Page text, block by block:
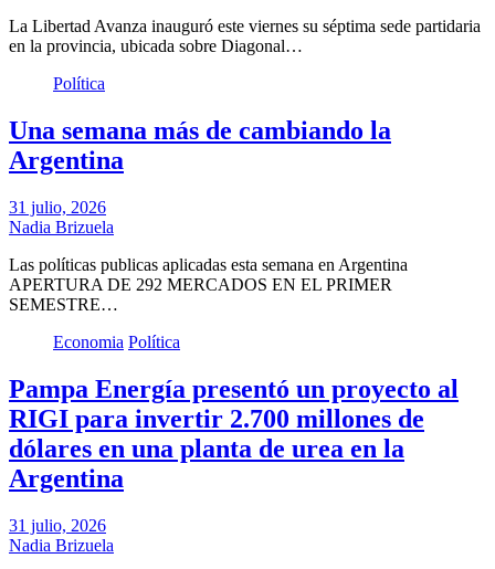
La Libertad Avanza inauguró este viernes su séptima sede partidaria
en la provincia, ubicada sobre Diagonal…
Política
Una semana más de cambiando la
Argentina
31 julio, 2026
Nadia Brizuela
Las políticas publicas aplicadas esta semana en Argentina
APERTURA DE 292 MERCADOS EN EL PRIMER
SEMESTRE…
Economia Política
Pampa Energía presentó un proyecto al
RIGI para invertir 2.700 millones de
dólares en una planta de urea en la
Argentina
31 julio, 2026
Nadia Brizuela